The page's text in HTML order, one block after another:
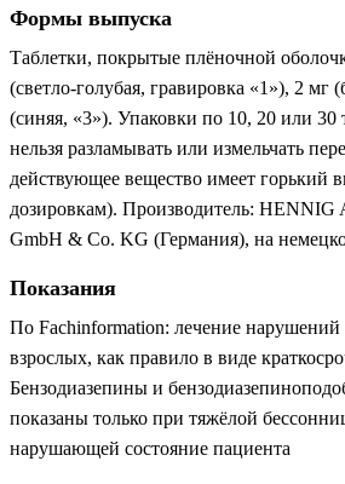
Формы выпуска
Таблетки, покрытые плёночной
(светло-голубая, гравировка «1»), 2 мг
(синяя, «3»). Упаковки по 10, 20 или 30
нельзя разламывать или измельчать
действующее вещество имеет горький
дозировкам). Производитель:
GmbH & Co. KG (Германия), на
Показания
По Fachinformation: лечение
взрослых, как правило в виде
Бензодиазепины и
показаны только при тяжёлой
нарушающей состояние пациента